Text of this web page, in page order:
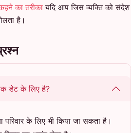
का तरीका यदि आप जिस व्यक्ति को संदेश
है।
डेट के लिए है?
परिवार के लिए भी किया जा सकता है।